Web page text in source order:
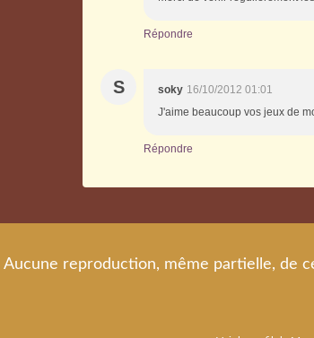
Répondre
S soky 16/10/2012 01:01
J'aime beaucoup vos jeux de
Répondre
Aucune reproduction, même partielle, de